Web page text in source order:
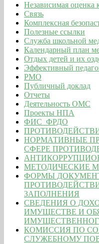
Независимая оценка
Связь
Комплексная
Полезные ссылки
Служба школьной
Календарный план
Отдых детей и их
Эффективный
РМО
Публичный доклад
Отчеты
Деятельность ОМС
Проекты НПА
ФИС_ФРДО
НОРМАТИВНЫЕ
СФЕРЕ
МЕТОДИЧЕСКИЕ
ФОРМЫ
ЗАПОЛНЕНИЯ
СВЕДЕНИЯ О
ИМУЩЕСТВЕ И
КОМИССИЯ ПО
СЛУЖЕБНОМУ